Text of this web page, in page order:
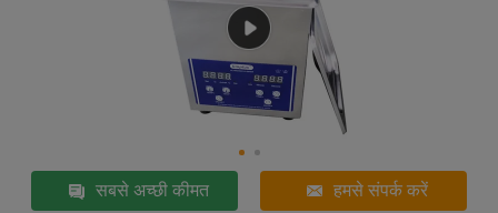
सबसे अच्छी कीमत हमसे संपर्क करें